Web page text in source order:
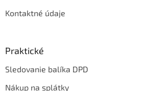
Kontaktné údaje
Praktické
Sledovanie balíka DPD
Nákup na splátky